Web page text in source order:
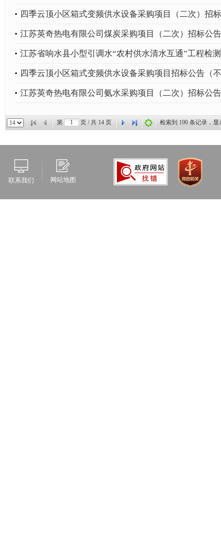
四季云顶小区箱式变频供水设备采购项目（二次）招
江苏英奇热电有限公司煤炭采购项目（二次）招标公告
江苏省响水县小型引调水“农村供水清水互通”工程检
四季云顶小区箱式变频供水设备采购项目招标公告（
江苏英奇热电有限公司氨水采购项目（二次）招标公告
第 页 / 共 14 页 检索到 190 条记录，
联系我们 网站地图